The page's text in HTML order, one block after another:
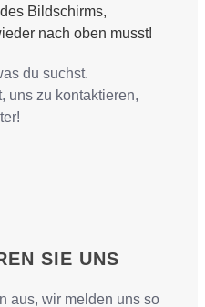
Bildschirms,
nach oben musst!
du suchst.
uns zu kontaktieren,
SIE UNS
aus, wir melden uns so